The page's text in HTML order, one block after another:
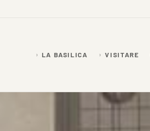
LA BASILICA VISITARE